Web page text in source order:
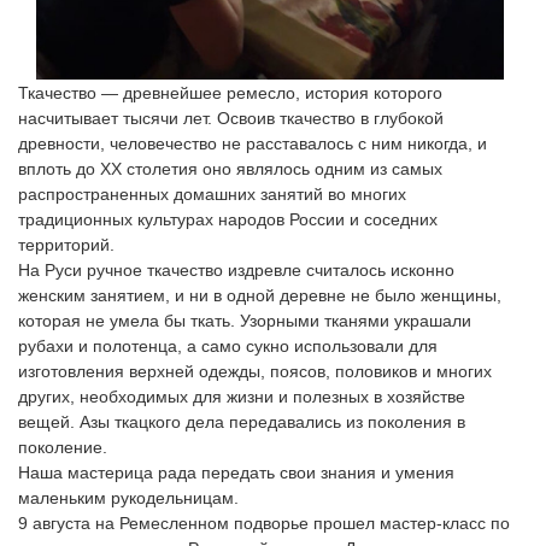
Ткачество — древнейшее ремесло, история которого
насчитывает тысячи лет. Освоив ткачество в глубокой
древности, человечество не расставалось с ним никогда, и
вплоть до XX столетия оно являлось одним из самых
распространенных домашних занятий во многих
традиционных культурах народов России и соседних
территорий.
На Руси ручное ткачество издревле считалось исконно
женским занятием, и ни в одной деревне не было женщины,
которая не умела бы ткать. Узорными тканями украшали
рубахи и полотенца, а само сукно использовали для
изготовления верхней одежды, поясов, половиков и многих
других, необходимых для жизни и полезных в хозяйстве
вещей. Азы ткацкого дела передавались из поколения в
поколение.
Наша мастерица рада передать свои знания и умения
маленьким рукодельницам.
9 августа на Ремесленном подворье прошел мастер-класс по